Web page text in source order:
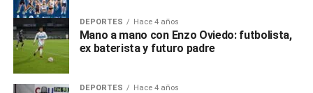
DEPORTES Hace 4 años
Mano a mano con Enzo Oviedo: futbolista,
ex baterista y futuro padre
DEPORTES Hace 4 años